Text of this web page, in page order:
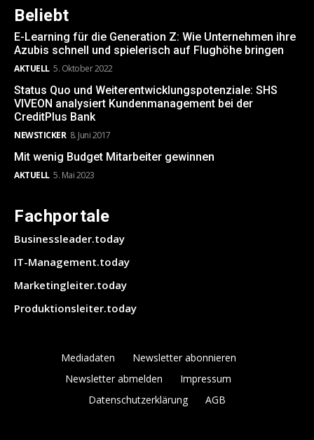
Beliebt
E-Learning für die Generation Z: Wie Unternehmen ihre
Azubis schnell und spielerisch auf Flughöhe bringen
AKTUELL 5. Oktober 2022
Status Quo und Weiterentwicklungspotenziale: SHS
VIVEON analysiert Kundenmanagement bei der
CreditPlus Bank
NEWSTICKER 8. Juni 2017
Mit wenig Budget Mitarbeiter gewinnen
AKTUELL 5. Mai 2023
Fachportale
Businessleader.today
IT-Management.today
Marketingleiter.today
Produktionsleiter.today
Mediadaten
Newsletter abonnieren
Newsletter abmelden
Impressum
Datenschutzerklärung
AGB